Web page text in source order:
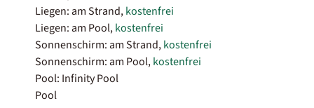
Liegen: am Strand,kostenfrei
Liegen: am Pool,kostenfrei
Sonnenschirm: am Strand,kostenfrei
Sonnenschirm: am Pool,kostenfrei
Pool: Infinity Pool
Pool